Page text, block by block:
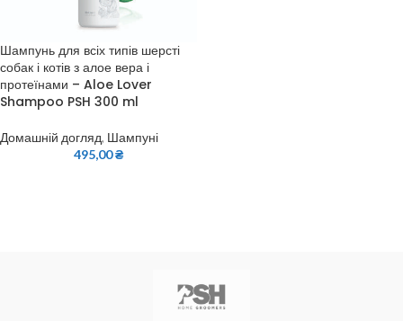
Шампунь для всіх типів шерсті
собак і котів з алое вера і
протеїнами – Aloe Lover
Shampoo PSH 300 ml
Домашній догляд, Шампуні
495,00₴